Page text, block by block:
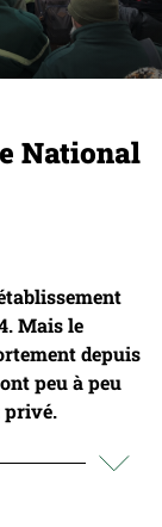
National
Mais le
depuis
peu à peu
privé.